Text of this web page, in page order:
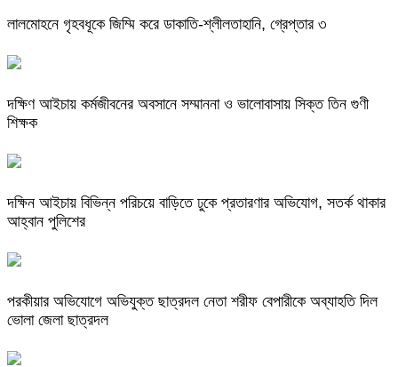
লালমোহনে গৃহবধূকে জিম্মি করে ডাকাতি-শ্লীলতাহানি, গ্রেপ্তার ৩
দক্ষিণ আইচায় কর্মজীবনের অবসানে সম্মাননা ও ভালোবাসায় সিক্ত তিন গুণী
শিক্ষক
দক্ষিন আইচায় ‎বিভিন্ন পরিচয়ে বাড়িতে ঢুকে প্রতারণার অভিযোগ, সতর্ক থাকার
আহ্বান পুলিশের
পরকীয়ার অভিযোগে অভিযুক্ত ছাত্রদল নেতা শরীফ বেপারীকে অব্যাহতি দিল
ভোলা জেলা ছাত্রদল